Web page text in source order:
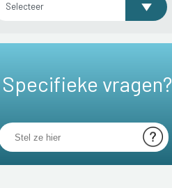
Selecteer
Specifieke vragen?